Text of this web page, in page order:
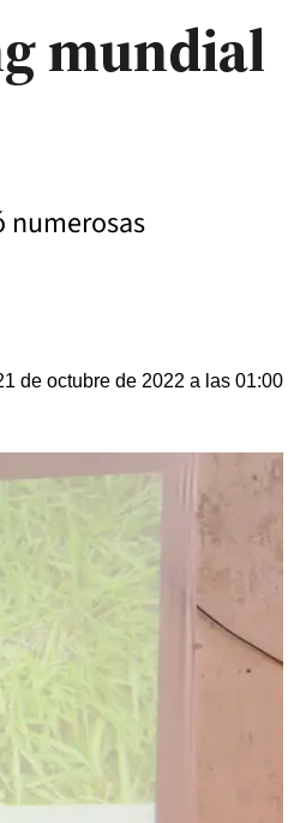
mundial
numerosas
de octubre de 2022 a las 01:00